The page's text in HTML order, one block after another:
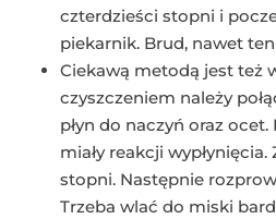
czterdzieści stopni i
piekarnik. Brud, nawet
Ciekawą metodą jest też
czyszczeniem należy
płyn do naczyń oraz
miały reakcji
stopni. Następnie
Trzeba wlać do miski